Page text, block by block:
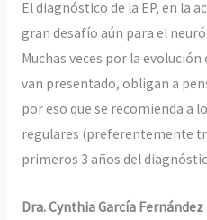
El diagnóstico de la EP, en la
gran desafío aún para el
Muchas veces por la
van presentado, obligan a
por eso que se recomienda a
regulares (preferentemente
primeros 3 años del
Dra. Cynthia García Fernández